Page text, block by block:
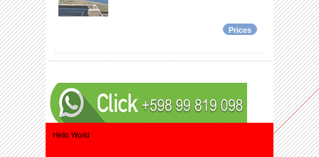
Prices
Hello World